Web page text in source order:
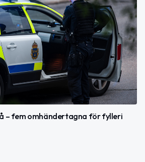
– fem omhändertagna för fylleri